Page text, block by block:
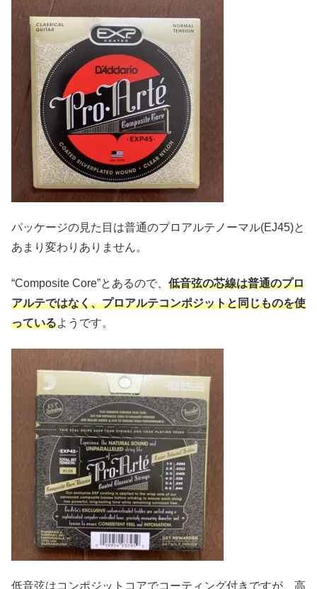
パッケージの見た目は普通のプロアルテノーマル(EJ45)と
あまり変わりありません。
“Composite Core”とあるので、 低音弦の芯線は普通のプロ
アルテではなく、プロアルテコンポジットと同じものを使
っているようです。
低音弦はコンポジットコアでコーティング付きですが、高